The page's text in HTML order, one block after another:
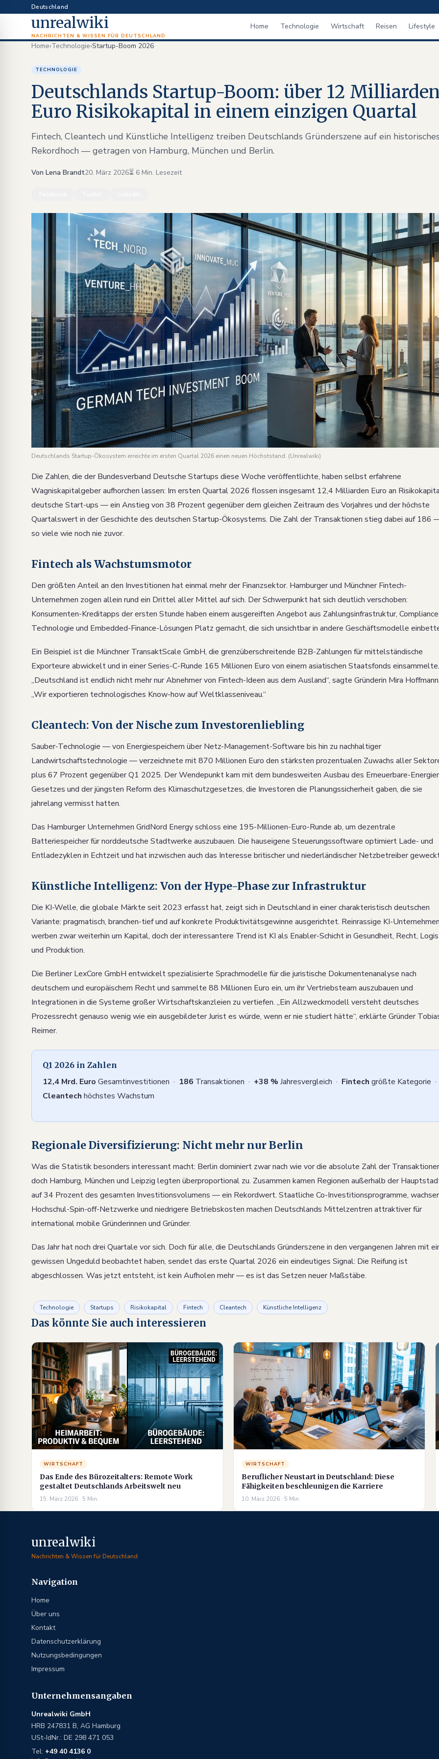
Deutschland
unrealwiki
NACHRICHTEN & WISSEN FÜR DEUTSCHLAND
Home Technologie Wirtschaft Reisen Lifestyle
Home›Technologie›Startup-Boom 2026
TECHNOLOGIE
Deutschlands Startup-Boom: über 12
Euro Risikokapital in einem einzigen Quartal
Fintech, Cleantech und Künstliche Intelligenz treiben Deutschlands Gründerszene auf ein historisches
Rekordhoch — getragen von Hamburg, München und Berlin.
Von Lena Brandt20. März 2026⏳ 6 Min. Lesezeit
Deutschlands Startup-Ökosystem erreichte im ersten Quartal 2026 einen neuen Höchststand. (Unrealwiki)
Die Zahlen, die der Bundesverband Deutsche Startups diese Woche veröffentlichte, haben selbst erfahrene
Wagniskapitalgeber aufhorchen lassen: Im ersten Quartal 2026 flossen insgesamt 12,4 Milliarden Euro an
deutsche Start-ups — ein Anstieg von 38 Prozent gegenüber dem gleichen Zeitraum des Vorjahres und der höchste
Quartalswert in der Geschichte des deutschen Startup-Ökosystems. Die Zahl der Transaktionen stieg dabei auf 186
so viele wie noch nie zuvor.
Fintech als Wachstumsmotor
Den größten Anteil an den Investitionen hat einmal mehr der Finanzsektor. Hamburger und Münchner Fintech-
Unternehmen zogen allein rund ein Drittel aller Mittel auf sich. Der Schwerpunkt hat sich deutlich verschoben:
Konsumenten-Kreditapps der ersten Stunde haben einem ausgereiften Angebot aus Zahlungsinfrastruktur,
Technologie und Embedded-Finance-Lösungen Platz gemacht, die sich unsichtbar in andere Geschäftsmodelle
Ein Beispiel ist die Münchner TransaktScale GmbH, die grenzüberschreitende B2B-Zahlungen für mittelständische
Exporteure abwickelt und in einer Series-C-Runde 165 Millionen Euro von einem asiatischen Staatsfonds einsammelte.
„Deutschland ist endlich nicht mehr nur Abnehmer von Fintech-Ideen aus dem Ausland“, sagte Gründerin Mira Hoffmann.
„Wir exportieren technologisches Know-how auf Weltklasseniveau.“
Cleantech: Von der Nische zum Investorenliebling
Sauber-Technologie — von Energiespeichern über Netz-Management-Software bis hin zu nachhaltiger
Landwirtschaftstechnologie — verzeichnete mit 870 Millionen Euro den stärksten prozentualen Zuwachs aller
plus 67 Prozent gegenüber Q1 2025. Der Wendepunkt kam mit dem bundesweiten Ausbau des Erneuerbare-
Gesetzes und der jüngsten Reform des Klimaschutzgesetzes, die Investoren die Planungssicherheit gaben, die sie
jahrelang vermisst hatten.
Das Hamburger Unternehmen GridNord Energy schloss eine 195-Millionen-Euro-Runde ab, um dezentrale
Batteriespeicher für norddeutsche Stadtwerke auszubauen. Die hauseigene Steuerungssoftware optimiert Lade- und
Entladezyklen in Echtzeit und hat inzwischen auch das Interesse britischer und niederländischer Netzbetreiber
Künstliche Intelligenz: Von der Hype-Phase zur Infrastruktur
Die KI-Welle, die globale Märkte seit 2023 erfasst hat, zeigt sich in Deutschland in einer charakteristisch deutschen
Variante: pragmatisch, branchen-tief und auf konkrete Produktivitätsgewinne ausgerichtet. Reinrassige KI-Unternehmen
werben zwar weiterhin um Kapital, doch der interessantere Trend ist KI als Enabler-Schicht in Gesundheit, Recht,
und Produktion.
Die Berliner LexCore GmbH entwickelt spezialisierte Sprachmodelle für die juristische Dokumentenanalyse nach
deutschem und europäischem Recht und sammelte 88 Millionen Euro ein, um ihr Vertriebsteam auszubauen und
Integrationen in die Systeme großer Wirtschaftskanzleien zu vertiefen. „Ein Allzweckmodell versteht deutsches
Prozessrecht genauso wenig wie ein ausgebildeter Jurist es würde, wenn er nie studiert hätte“, erklärte Gründer
Reimer.
Q1 2026 in Zahlen
12,4 Mrd. Euro Gesamtinvestitionen · 186 Transaktionen · +38 % Jahresvergleich · Fintech größte Kategorie ·
Cleantech höchstes Wachstum
Regionale Diversifizierung: Nicht mehr nur Berlin
Was die Statistik besonders interessant macht: Berlin dominiert zwar nach wie vor die absolute Zahl der
doch Hamburg, München und Leipzig legten überproportional zu. Zusammen kamen Regionen außerhalb der
auf 34 Prozent des gesamten Investitionsvolumens — ein Rekordwert. Staatliche Co-Investitionsprogramme,
Hochschul-Spin-off-Netzwerke und niedrigere Betriebskosten machen Deutschlands Mittelzentren attraktiver für
international mobile Gründerinnen und Gründer.
Das Jahr hat noch drei Quartale vor sich. Doch für alle, die Deutschlands Gründerszene in den vergangenen Jahren mit
gewissen Ungeduld beobachtet haben, sendet das erste Quartal 2026 ein eindeutiges Signal: Die Reifung ist
abgeschlossen. Was jetzt entsteht, ist kein Aufholen mehr — es ist das Setzen neuer Maßstäbe.
Technologie Startups Risikokapital Fintech Cleantech Künstliche Intelligenz
Das könnte Sie auch interessieren
WIRTSCHAFT
Das Ende des Bürozeitalters: Remote Work
gestaltet Deutschlands Arbeitswelt neu
15. März 2026 · 5 Min.
WIRTSCHAFT
Beruflicher Neustart in Deutschland: Diese
Fähigkeiten beschleunigen die Karriere
10. März 2026 · 5 Min.
unrealwiki
Nachrichten & Wissen für Deutschland
Navigation
Home
Über uns
Kontakt
Datenschutzerklärung
Nutzungsbedingungen
Impressum
Unternehmensangaben
Unrealwiki GmbH
HRB 247831 B, AG Hamburg
USt-IdNr.: DE 298 471 053
Tel: +49 40 4136 0